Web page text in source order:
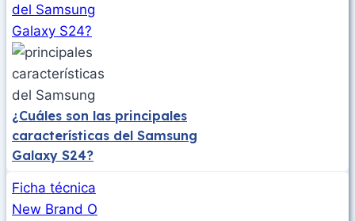
del Samsung
Galaxy S24?
¿Cuáles son las principales
características del Samsung
Galaxy S24?
Ficha técnica
New Brand O